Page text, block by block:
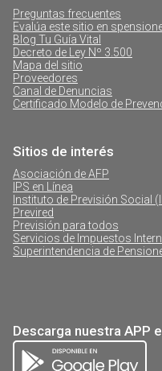
Preguntas frecuentes
Evalúa este sitio en
Blog Tu Guía Vital
Decreto de Ley Nº 3.500
Mapa del sitio
Proveedores
Canal de Denuncias
Certificado Modelo de
Sitios de interés
Asociación de AFP
IPS en Línea
Instituto de Previsión Social
Previred
Previsión para todos
Servicios de Impuestos
Superintendencia de
Descarga nuestra APP